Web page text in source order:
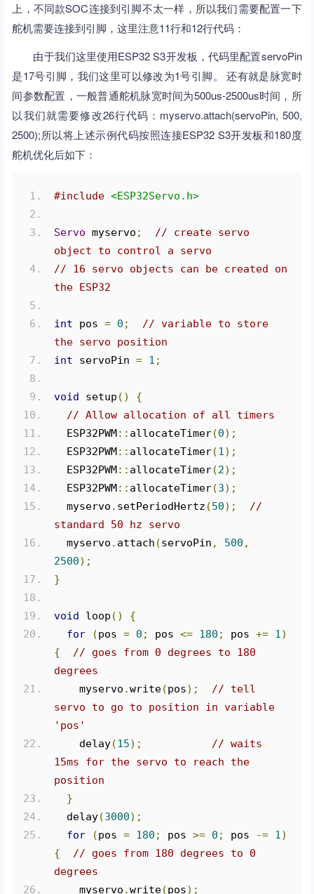
上，不同款SOC连接到引脚不太一样，所以我们需要配置一下
舵机需要连接到引脚，这里注意11行和12行代码：
由于我们这里使用ESP32 S3开发板，代码里配置servoPin
是17号引脚，我们这里可以修改为1号引脚。 还有就是脉宽时
间参数配置，一般普通舵机脉宽时间为500us-2500us时间，所
以我们就需要修改26行代码：myservo.attach(servoPin, 500,
2500);所以将上述示例代码按照连接ESP32 S3开发板和180度
舵机优化后如下：
#include <ESP32Servo.h>
Servo myservo ;
// create servo
object to control a servo
// 16 servo objects can be created on
the ESP32
int pos = 0 ;
// variable to store
the servo position
int servoPin = 1 ;
void setup ()
{
// Allow allocation of all timers
  ESP32PWM
:: allocateTimer(0);
  ESP32PWM
:: allocateTimer(1);
  ESP32PWM
:: allocateTimer(2);
  ESP32PWM
:: allocateTimer(3);
  myservo
. setPeriodHertz (50);
//
standard 50 hz servo
  myservo
. attach (servoPin , 500 ,
2500);
}
void loop ()
{
for
(pos = 0 ; pos <= 180 ; pos += 1)
{
// goes from 0 degrees to 180
degrees
    myservo
.write(pos);
// tell
servo to go to position in variable
'pos'
    delay
(15);
// waits
15ms for the servo to reach the
position
}
  delay
(3000);
for
(pos = 180 ; pos >= 0 ; pos -= 1)
{
// goes from 180 degrees to 0
degrees
    myservo
.write(pos);